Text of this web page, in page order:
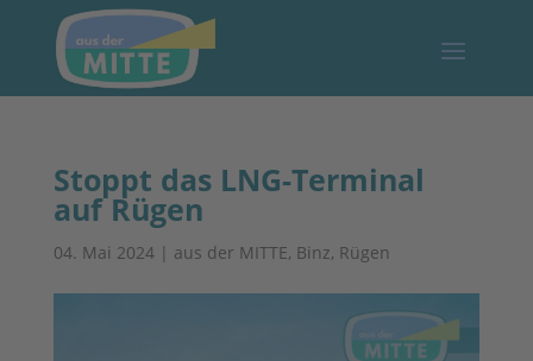
Stoppt das LNG-Terminal
auf Rügen
04. Mai 2024| aus der MITTE, Binz, Rügen